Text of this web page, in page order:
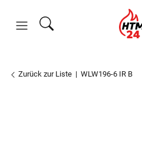
Zurück zur Liste WLW196-6 IR B